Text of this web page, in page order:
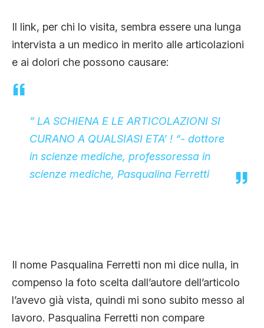
Il link, per chi lo visita, sembra essere una lunga
intervista a un medico in merito alle articolazioni
e ai dolori che possono causare:
” LA SCHIENA E LE ARTICOLAZIONI SI
CURANO A QUALSIASI ETA’ ! “- dottore
in scienze mediche, professoressa in
scienze mediche, Pasqualina Ferretti
Il nome Pasqualina Ferretti non mi dice nulla, in
compenso la foto scelta dall’autore dell’articolo
l’avevo già vista, quindi mi sono subito messo al
lavoro. Pasqualina Ferretti non compare